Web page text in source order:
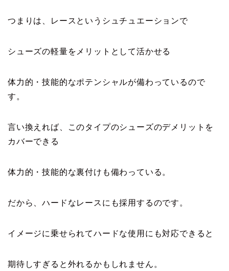
つまりは、レースというシュチュエーションで
シューズの軽量をメリットとして活かせる
体力的・技能的なポテンシャルが備わっているので
す。
言い換えれば、このタイプのシューズのデメリットを
カバーできる
体力的・技能的な裏付けも備わっている。
だから、ハードなレースにも採用するのです。
イメージに乗せられてハードな使用にも対応できると
期待しすぎると外れるかもしれません。